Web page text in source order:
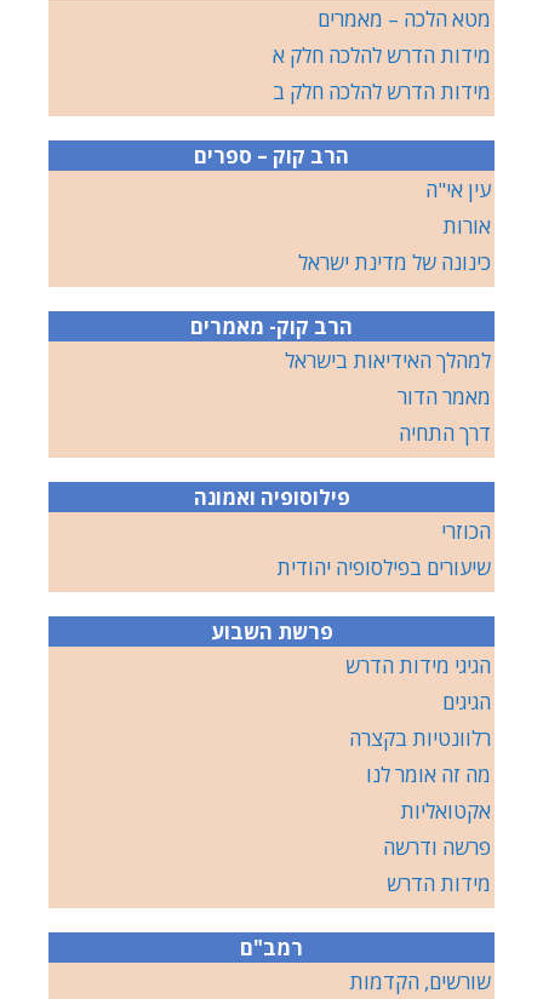
מטא הלכה – מאמרים
מידות הדרש להלכה חלק א
מידות הדרש להלכה חלק ב
הרב קוק – ספרים
עין אי"ה
אורות
כינונה של מדינת ישראל
הרב קוק- מאמרים
למהלך האידיאות בישראל
מאמר הדור
דרך התחיה
פילוסופיה ואמונה
הכוזרי
שיעורים בפילסופיה יהודית
פרשת השבוע
הגיגי מידות הדרש
הגיגים
רלוונטיות בקצרה
מה זה אומר לנו
אקטואליות
פרשה ודרשה
מידות הדרש
רמב"ם
שורשים, הקדמות